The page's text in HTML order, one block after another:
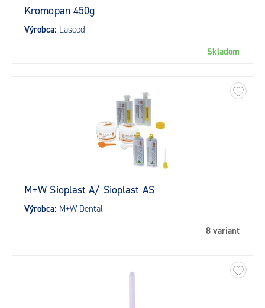
Kromopan 450g
Výrobca: Lascod
Skladom
M+W Sioplast A/ Sioplast AS
Výrobca: M+W Dental
8 variant